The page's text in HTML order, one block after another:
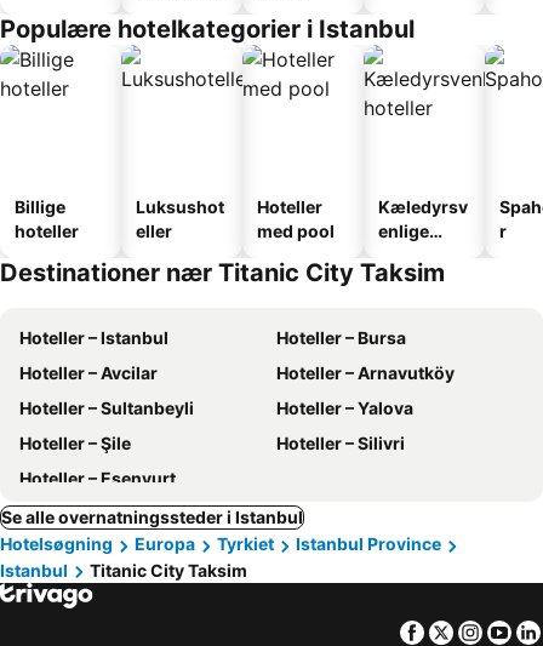
Populære hotelkategorier i Istanbul
Billige
hoteller
Luksushot
eller
Hoteller
med pool
Kæledyrsv
enlige
r
Destinationer nær Titanic City Taksim
Hoteller – Istanbul
Hoteller – Bursa
Hoteller – Avcilar
Hoteller – Arnavutköy
Hoteller – Sultanbeyli
Hoteller – Yalova
Hoteller – Şile
Hoteller – Silivri
Hoteller – Esenyurt
Se alle overnatningssteder i Istanbul
Hotelsøgning
Europa Tyrkiet
Istanbul Province
Istanbul
Titanic City Taksim
Facebook
Twitter